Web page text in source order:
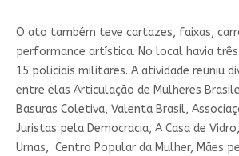
O ato também teve cartazes, faixas,
performance artística. No local havia
15 policiais militares. A atividade reuniu
entre elas Articulação de Mulheres
Basuras Coletiva, Valenta Brasil,
Juristas pela Democracia, A Casa de
Urnas, Centro Popular da Mulher, Mães